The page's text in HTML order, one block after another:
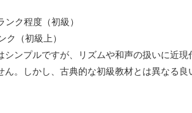
ンク程度（初級）
ク（初級上）
シンプルですが、リズムや和声の扱いに近
ん。しかし、古典的な初級教材とは異なる良